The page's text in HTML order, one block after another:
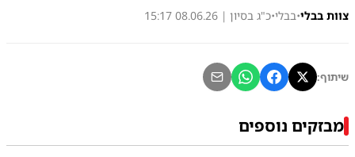
צוות בבלי•בבלי•כ"ג בסיון | 08.06.26 15:17
שיתוף:
מבזקים נוספים